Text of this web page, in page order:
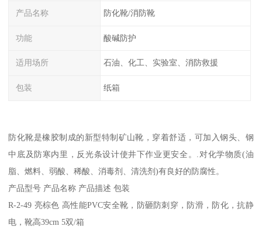
产品名称 防化靴/消防靴
功能 酸碱防护
适用场所 石油、化工、实验室、消防救援
包装 纸箱
防化靴是橡胶制成的新型特制矿山靴，穿着舒适，可加入钢头、钢
中底及防寒内里，反光条设计使井下作业更安全。.对化学物质(油
脂、燃料、弱酸、稀酸、消毒剂、清洗剂)有良好的防腐性。
产品型号 产品名称 产品描述 包装
R-2-49 亮棕色 高性能PVC安全靴，防砸防刺穿，防滑，防化，抗静
电，靴高39cm 5双/箱